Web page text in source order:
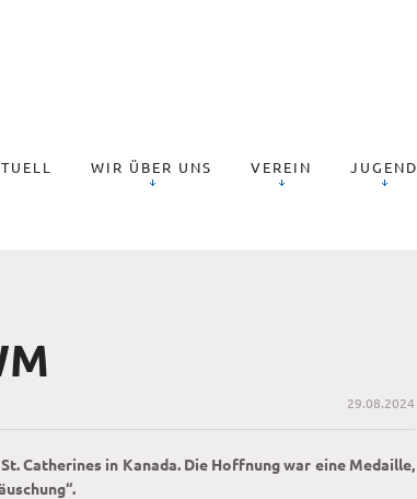
WIR ÜBER UNS VEREIN JUGEND
29.08.2024
Catherines in Kanada. Die Hoffnung war eine Medaille,